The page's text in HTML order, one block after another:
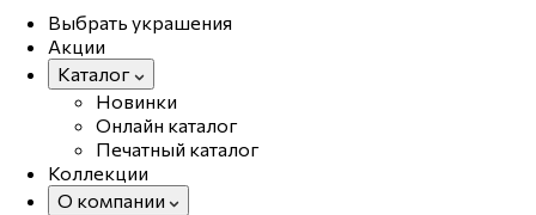
Выбрать украшения
Акции
Каталог
Новинки
Онлайн каталог
Печатный каталог
Коллекции
О компании